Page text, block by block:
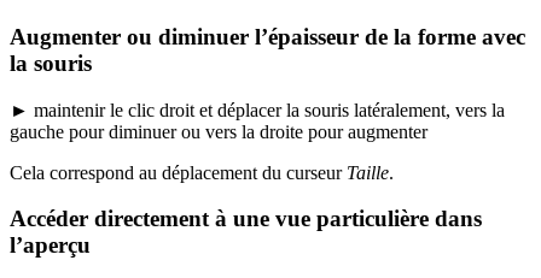
Augmenter ou diminuer l’épaisseur de la forme avec
la souris
► maintenir le clic droit et déplacer la souris latéralement, vers la
gauche pour diminuer ou vers la droite pour augmenter
Cela correspond au déplacement du curseur Taille.
Accéder directement à une vue particulière dans
l’aperçu